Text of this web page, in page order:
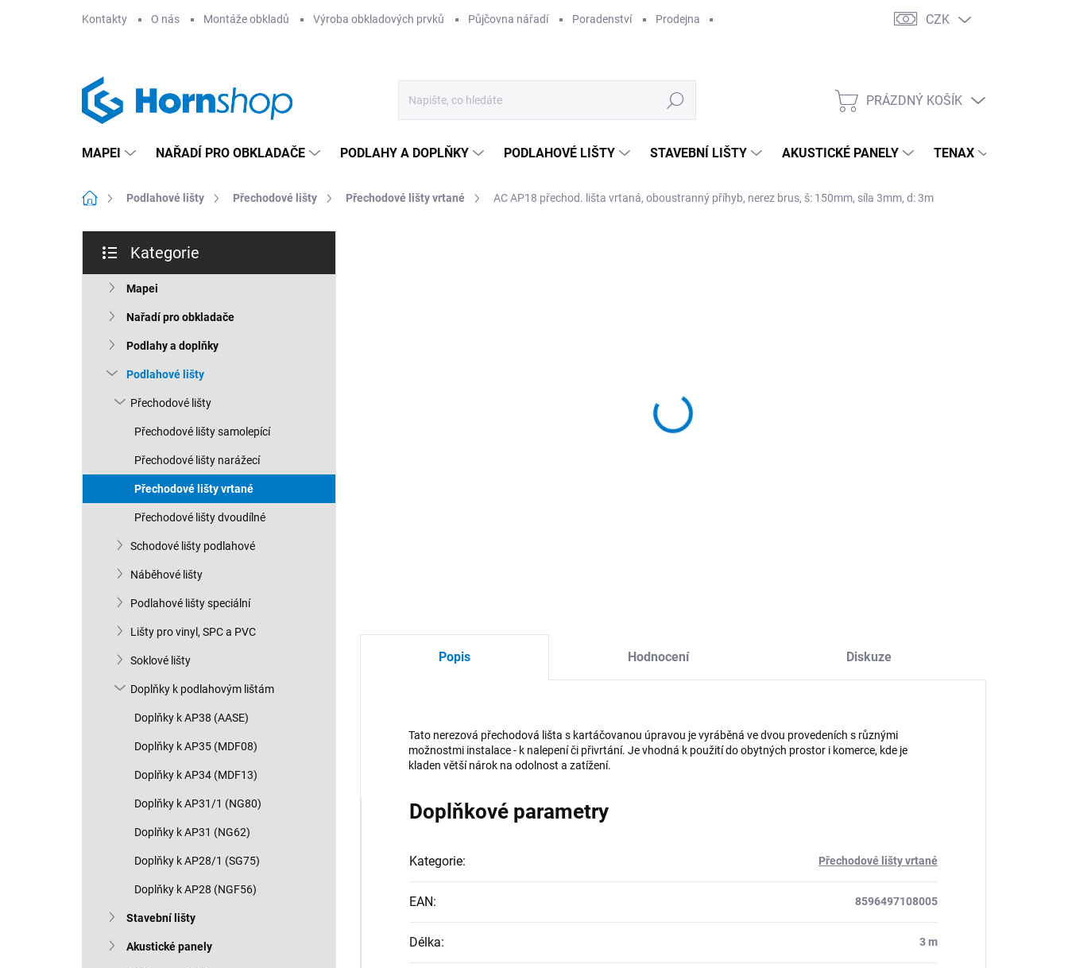
Kontakty O nás Montáže obkladů Výroba obkladových prvků Půjčovna nářadí Poradenství Prodejna CZK
Hledat
NÁKUPNÍ
PRÁZDNÝ KOŠÍK
MAPEI NAŘADÍ PRO OBKLADAČE PODLAHY A DOPLŇKY PODLAHOVÉ LIŠTY STAVEBNÍ LIŠTY AKUSTICKÉ PANELY TENAX
Domů Podlahové lišty Přechodové lišty Přechodové lišty vrtané AC AP18 přechod. lišta vrtaná, oboustranný příhyb, nerez brus, š: 150mm, síla 3mm, d: 3m
s
kategorie
Kategorie
Mapei
Nařadí pro obkladače
Podlahy a doplňky
Podlahové lišty
Přechodové lišty
Přechodové lišty samolepící
Přechodové lišty narážecí
Přechodové lišty vrtané
Přechodové lišty dvoudílné
Schodové lišty podlahové
Náběhové lišty
Podlahové lišty speciální
Lišty pro vinyl, SPC a PVC
Soklové lišty
Doplňky k podlahovým lištám
Doplňky k AP38 (AASE)
Doplňky k AP35 (MDF08)
Doplňky k AP34 (MDF13)
Doplňky k AP31/1 (NG80)
Doplňky k AP31 (NG62)
Doplňky k AP28/1 (SG75)
Doplňky k AP28 (NGF56)
Stavební lišty
Akustické panely
Popis Hodnocení Diskuze
Tato nerezová přechodová lišta s kartáčovanou úpravou je vyráběná ve dvou provedeních s různými
možnostmi instalace - k nalepení či přivrtání. Je vhodná k použití do obytných prostor i komerce, kde je
kladen větší nárok na odolnost a zatížení.
Doplňkové parametry
Kategorie: Přechodové lišty vrtané
EAN: 8596497108005
Délka: 3 m